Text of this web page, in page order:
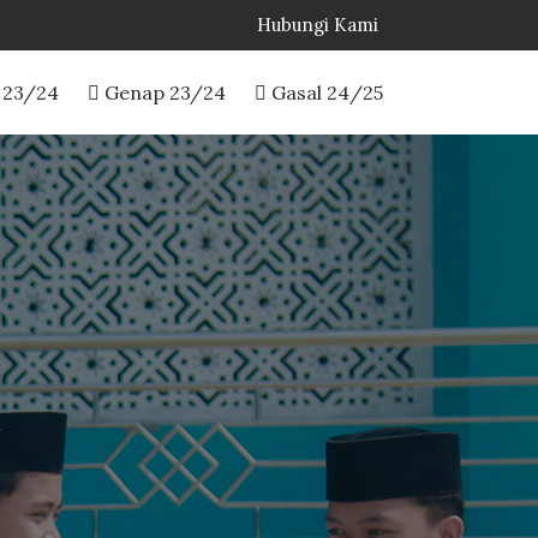
Hubungi Kami
24 Genap 23/24 Gasal 24/25